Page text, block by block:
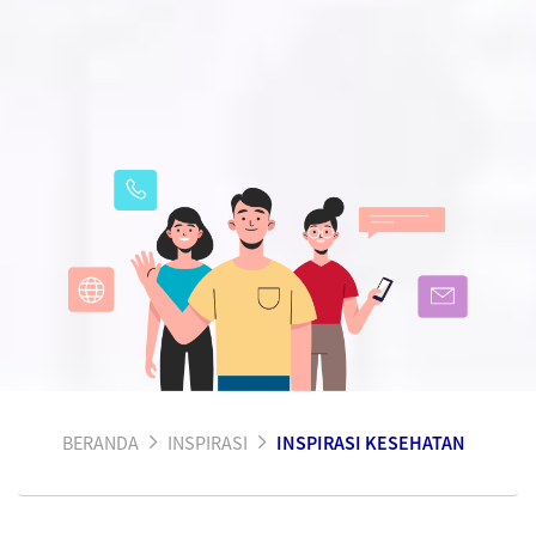
BERANDA INSPIRASI INSPIRASI KESEHATAN